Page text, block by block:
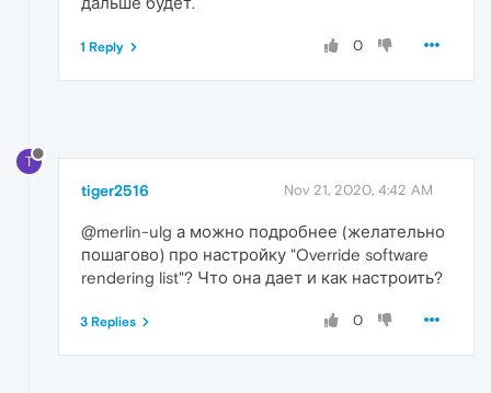
0
1 Reply
T
tiger2516 Nov 21, 2020, 4:42 AM
@merlin-ulg а можно подробнее (желательно
пошагово) про настройку "Override software
rendering list"? Что она дает и как настроить?
0
3 Replies